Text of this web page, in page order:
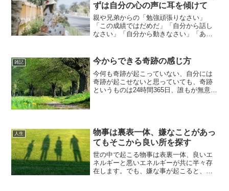
ずは自分の心の声に耳を傾けて
親や兄弟からの「勉強頑張りなさい」
「この成績ではだめだ」「自分から話し
なさい」「自分から動きなさい」「あな
言った「こんな成績では進学できない」
「お前はダメだもっと勉強頑...
雑記 今からできる奇跡の感じ方
今何も奇跡が起こっていない、自分には
奇跡が起こせないと思っていても、奇跡
というものは24時間365日、誰もが無意識
人生
物事は裏表一体、嫌なことがあっ
てもそこから良い所を探す
世の中で起こる物事は表裏一体、良いエ
ネルギーと悪いエネルギーが共に半々存
在します。でも、嫌な事が起こると、今